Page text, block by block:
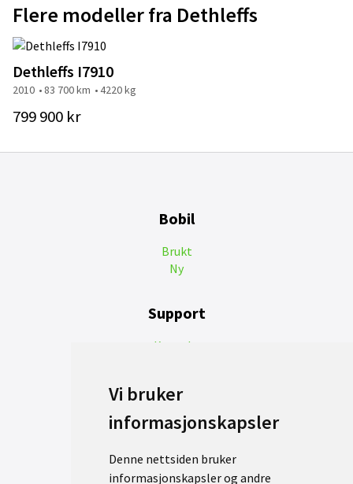
Vi bruker
informasjonskapsler
Denne nettsiden bruker
informasjonskapsler og andre
Flere modeller fra Dethleffs
Dethleffs I7910
2010 83 700 km 4220 kg
799 900 kr
Bobil
Brukt
Ny
Support
Kontakt